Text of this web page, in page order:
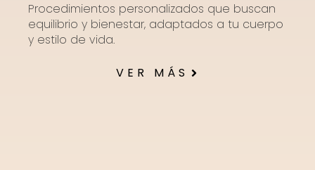
Procedimientos personalizados que buscan
equilibrio y bienestar, adaptados a tu cuerpo
y estilo de vida.
VER MÁS